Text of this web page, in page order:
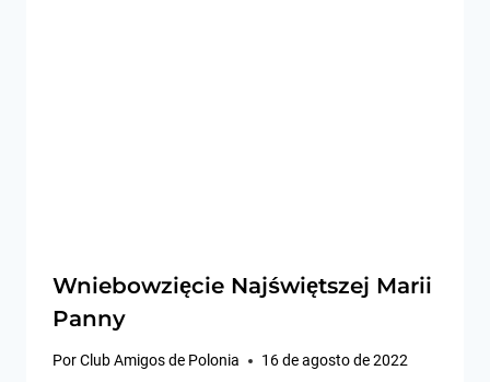
Wniebowzięcie Najświętszej Marii
Panny
PorClub Amigos de Polonia 16 de agosto de 2022